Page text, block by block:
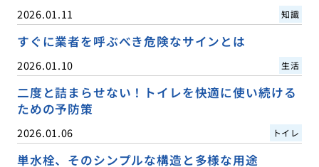
2026.01.11 知識
すぐに業者を呼ぶべき危険なサインとは
2026.01.10 生活
二度と詰まらせない！トイレを快適に使い続ける
ための予防策
2026.01.06 トイレ
単水栓、そのシンプルな構造と多様な用途